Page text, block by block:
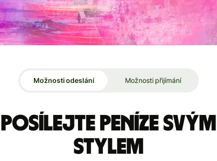
Možnosti odeslání Možnosti přijímání
Posílejte peníze svým
stylem